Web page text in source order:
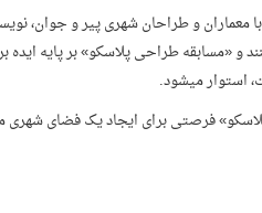
معماران و طراحان شهری پیر و جوان،
و «مسابقه طراحی پلاسکو» بر پایه ایده
استوار می­شود.
فرصتی برای ایجاد یک فضای